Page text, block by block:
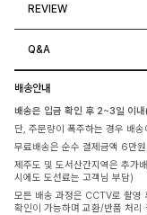
REVIEW
Q&A
배송안내
배송은 입금 확인 후 2~3일 이
단, 주문량이 폭주하는 경우 배
무료배송은 순수 결제금액 6만
제주도 및 도서산간지역은 추가
시에도 도선료는 고객님 부담)
모든 배송 과정은 CCTV로 촬영
확인이 가능하며 교환/반품 처리